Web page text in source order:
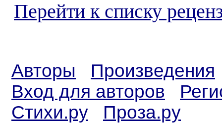
Перейти к списку
Авторы
Произведения
Вход для авторов
Стихи.ру
Проза.ру